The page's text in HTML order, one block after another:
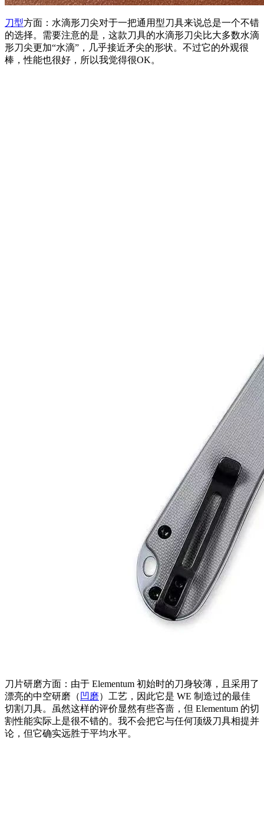
刀型方面：水滴形刀尖对于一把通用型刀具来说总是一个不错
的选择。需要注意的是，这款刀具的水滴形刀尖比大多数水滴
形刀尖更加“水滴”，几乎接近矛尖的形状。不过它的外观很
棒，性能也很好，所以我觉得很OK。
刀片研磨方面：由于 Elementum 初始时的刀身较薄，且采用了
漂亮的中空研磨（ 凹磨）工艺，因此它是 WE 制造过的最佳
切割刀具。虽然这样的评价显然有些吝啬，但 Elementum 的切
割性能实际上是很不错的。我不会把它与任何顶级刀具相提并
论，但它确实远胜于平均水平。